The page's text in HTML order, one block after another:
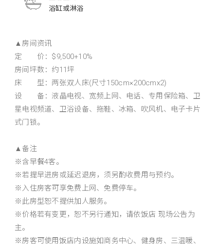
浴缸或淋浴
▲房间资讯
定 价：$9,500+10%
房间坪数：约11坪
床 型：两张双人床(尺寸150cm×200cmx2)
设 备：液晶电视、宽频上网、电话、专用保险箱、卫
星电视频道、卫浴设备、拖鞋、冰箱、吹风机、电子卡片
式门锁。
▲备注
※含早餐4客。
※若提早进房或延迟退房，须另酌收费用与预约。
※入住房客可享免费上网、免费停车。
※此房型恕不提供加人服务。
※价格若有变更，恕不另行通知，请依饭店 现场公告为
主。
※房客可使用饭店内​​设施如商务中心、健身房、三温暖、